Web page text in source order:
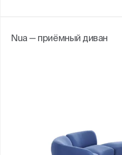
Nua — приёмный диван